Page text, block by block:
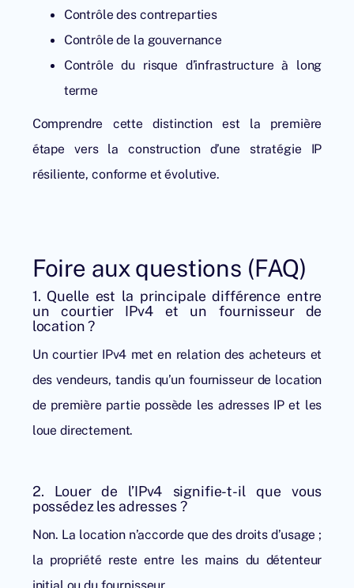
Contrôle des contreparties
Contrôle de la gouvernance
Contrôle du risque d’infrastructure à long
terme
Comprendre cette distinction est la première
étape vers la construction d’une stratégie IP
résiliente, conforme et évolutive.
Foire aux questions (FAQ)
1. Quelle est la principale différence entre
un courtier IPv4 et un fournisseur de
location ?
Un courtier IPv4 met en relation des acheteurs et
des vendeurs, tandis qu’un fournisseur de location
de première partie possède les adresses IP et les
loue directement.
2. Louer de l’IPv4 signifie-t-il que vous
possédez les adresses ?
Non. La location n’accorde que des droits d’usage ;
la propriété reste entre les mains du détenteur